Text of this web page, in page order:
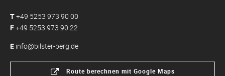
T+49 5253 973 90 00
F+49 5253 973 90 22
E info@bilster-berg.de
Route berechnen mit Google Maps